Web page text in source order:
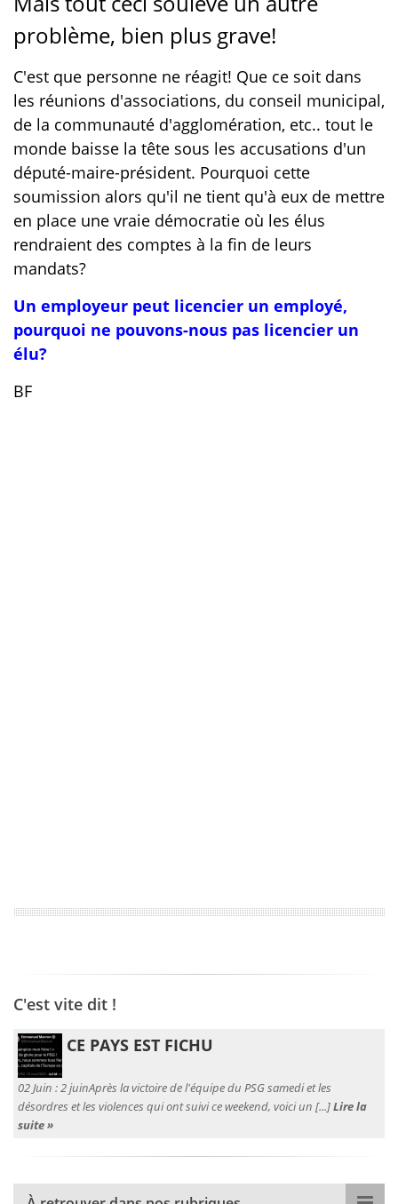
problème, bien plus grave!
C'est que personne ne réagit! Que ce soit dans
les réunions d'associations, du conseil municipal,
de la communauté d'agglomération, etc.. tout le
monde baisse la tête sous les accusations d'un
député-maire-président. Pourquoi cette
soumission alors qu'il ne tient qu'à eux de mettre
en place une vraie démocratie où les élus
rendraient des comptes à la fin de leurs
mandats?
Un employeur peut licencier un employé,
pourquoi ne pouvons-nous pas licencier un
élu?
BF
C'est vite dit !
CE PAYS EST FICHU
02 Juin :2 juinAprès la victoire de l'équipe du PSG samedi et les
désordres et les violences qui ont suivi ce weekend, voici un [...]Lire la
suite »